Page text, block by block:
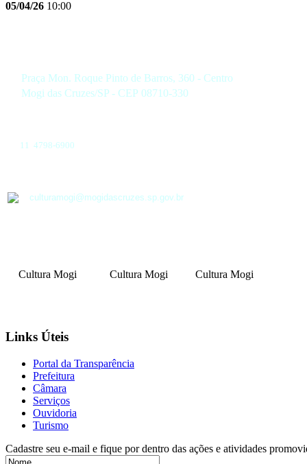
05/04/26 10:00
Praça Mon. Roque Pinto de Barros, 360 - Centro
Mogi das Cruzes/SP - CEP 08710-330
11 4798-6900
culturamogi@mogidascruzes.sp.gov.br
Cultura Mogi Cultura Mogi Cultura Mogi
Links Úteis
Portal da Transparência
Prefeitura
Câmara
Serviços
Ouvidoria
Turismo
Cadastre seu e-mail e fique por dentro das ações e atividades